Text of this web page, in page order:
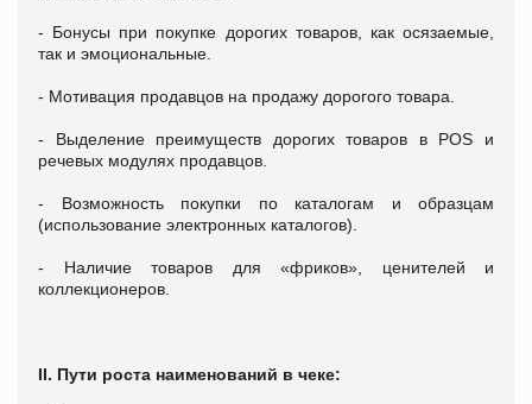
- Бонусы при покупке дорогих товаров, как осязаемые,
так и эмоциональные.
- Мотивация продавцов на продажу дорогого товара.
- Выделение преимуществ дорогих товаров в POS и
речевых модулях продавцов.
- Возможность покупки по каталогам и образцам
(использование электронных каталогов).
- Наличие товаров для «фриков», ценителей и
коллекционеров.
II. Пути роста наименований в чеке: